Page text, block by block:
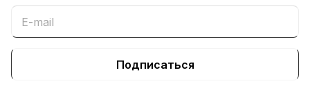
Подписаться